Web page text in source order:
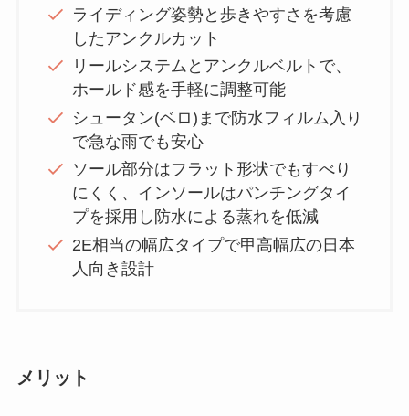
ライディング姿勢と歩きやすさを考慮
したアンクルカット
リールシステムとアンクルベルトで、
ホールド感を手軽に調整可能
シュータン(ベロ)まで防水フィルム入り
で急な雨でも安心
ソール部分はフラット形状でもすべり
にくく、インソールはパンチングタイ
プを採用し防水による蒸れを低減
2E相当の幅広タイプで甲高幅広の日本
人向き設計
メリット